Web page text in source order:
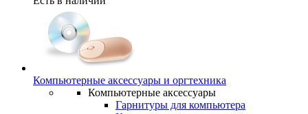
Компьютерные аксессуары и оргтехника
Компьютерные аксессуары
Гарнитуры для компьютера